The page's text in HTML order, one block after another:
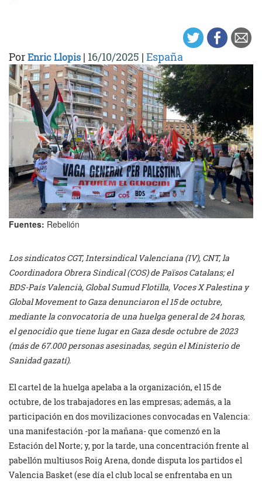
PorEnric Llopis | 16/10/2025 | España
Fuentes: Rebelión
Los sindicatos CGT, Intersindical Valenciana (IV), CNT, la
Coordinadora Obrera Sindical (COS) de Països Catalans; el
BDS-País Valencià, Global Sumud Flotilla, Voces X Palestina y
Global Movement to Gaza denunciaron el 15 de octubre,
mediante la convocatoria de una huelga general de 24 horas,
el genocidio que tiene lugar en Gaza desde octubre de 2023
(más de 67.000 personas asesinadas, según el Ministerio de
Sanidad gazatí).
El cartel de la huelga apelaba a la organización, el 15 de
octubre, de los trabajadores en las empresas; además, a la
participación en dos movilizaciones convocadas en Valencia:
una manifestación -por la mañana- que comenzó en la
Estación del Norte; y, por la tarde, una concentración frente al
pabellón multiusos Roig Arena, donde disputa los partidos el
Valencia Basket (ese día el club local se enfrentaba en un